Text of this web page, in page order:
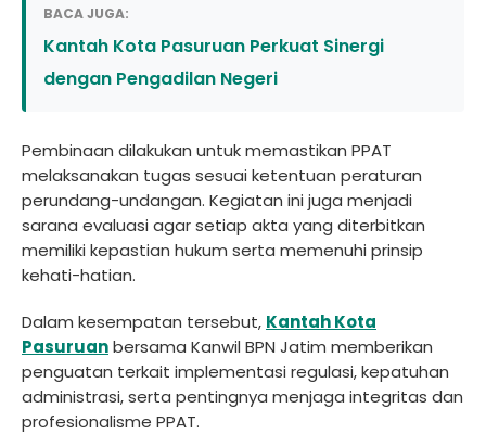
BACA JUGA:
Kantah Kota Pasuruan Perkuat Sinergi
dengan Pengadilan Negeri
Pembinaan dilakukan untuk memastikan PPAT
melaksanakan tugas sesuai ketentuan peraturan
perundang-undangan. Kegiatan ini juga menjadi
sarana evaluasi agar setiap akta yang diterbitkan
memiliki kepastian hukum serta memenuhi prinsip
kehati-hatian.
Dalam kesempatan tersebut, Kantah Kota
Pasuruanbersama Kanwil BPN Jatim memberikan
penguatan terkait implementasi regulasi, kepatuhan
administrasi, serta pentingnya menjaga integritas dan
profesionalisme PPAT.